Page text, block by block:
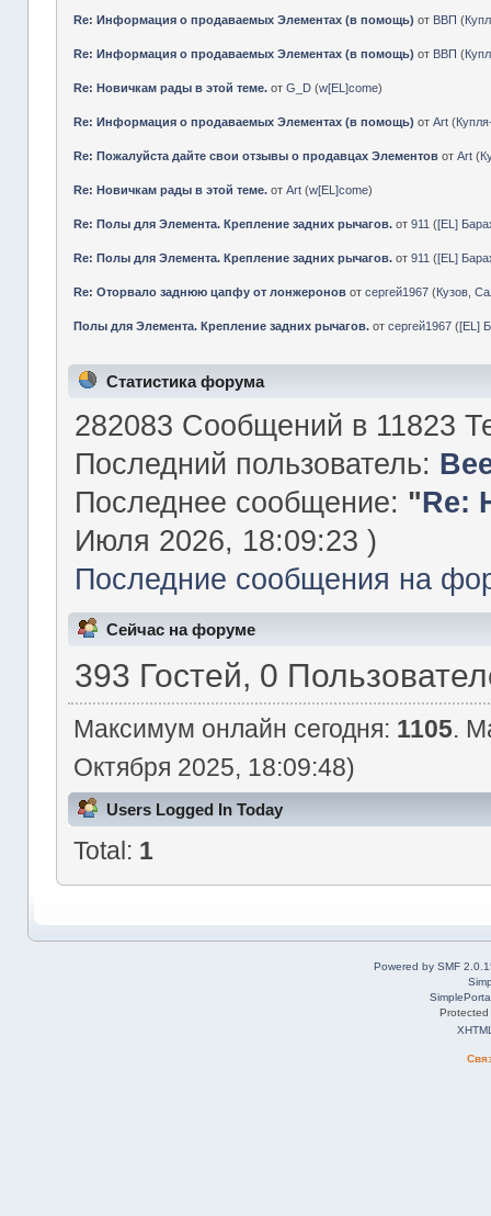
Re: Информация о продаваемых Элементах (в помощь) от ВВП (
Re: Информация о продаваемых Элементах (в помощь) от ВВП (
Re: Новичкам рады в этой теме. отG_D (w[EL]come)
Re: Информация о продаваемых Элементах (в помощь) отArt (
Re: Пожалуйста дайте свои отзывы о продавцах Элементов отArt (
Re: Новичкам рады в этой теме. отArt (w[EL]come)
Re: Полы для Элемента. Крепление задних рычагов. от911 ([EL]
Re: Полы для Элемента. Крепление задних рычагов. от911 ([EL]
Re: Оторвало заднюю цапфу от лонжеронов отсергей1967 (Кузов,
Полы для Элемента. Крепление задних рычагов. отсергей1967 ([EL]
Статистика форума
282083 Сообщений в 11823
Последний пользователь:
Последнее сообщение: "Re:
Июля 2026, 18:09:23 )
Последние сообщения на
Сейчас на форуме
393 Гостей, 0
Максимум онлайн сегодня: 1105.
Октября 2025, 18:09:48)
Users Logged In Today
Total: 1
Powered by SMF